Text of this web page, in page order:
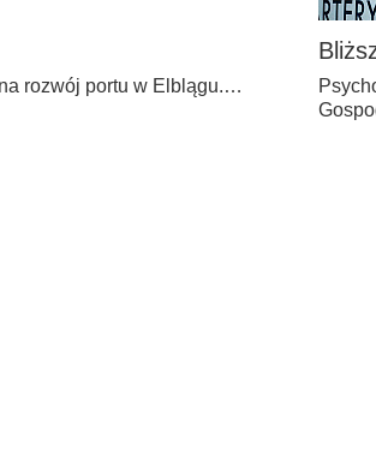
rozwój portu w Elblągu.…